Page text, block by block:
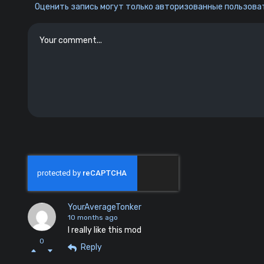
Оценить запись могут только авторизованные
0
YourAverageTonker
10 months ago
l really like this mod
Reply